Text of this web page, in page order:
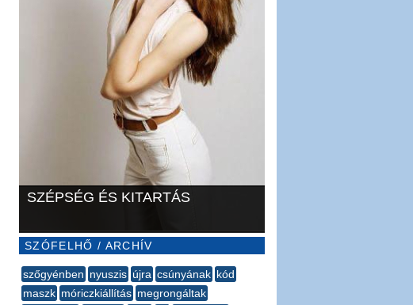
SZÉPSÉG ÉS KITARTÁS
SZÓFELHŐ / ARCHÍV
szőgyénben nyuszis újra csúnyának kód
maszk móriczkiállítás megrongáltak